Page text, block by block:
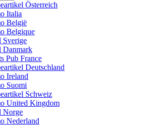
Österreich
Italia
België
Belgique
Danmark
Pub France
Deutschland
Ireland
Suomi
Schweiz
United Kingdom
Norge
Nederland